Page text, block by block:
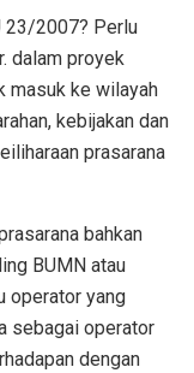
23/2007? Perlu
dalam proyek
masuk ke wilayah
kebijakan dan
prasarana
bahkan
BUMN atau
operator yang
sebagai operator
dengan